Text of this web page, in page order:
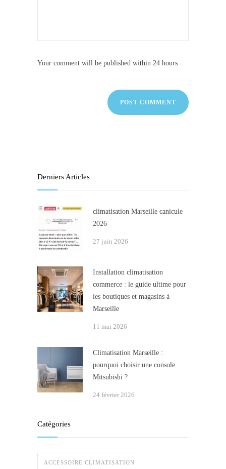
Your comment will be published within 24 hours.
Derniers Articles
climatisation Marseille canicule
2026
27 juin 2026
Installation climatisation
commerce : le guide ultime pour
les boutiques et magasins à
Marseille
11 mai 2026
Climatisation Marseille :
pourquoi choisir une console
Mitsubishi ?
24 février 2026
Catégories
ACCESSOIRE CLIMATISATION